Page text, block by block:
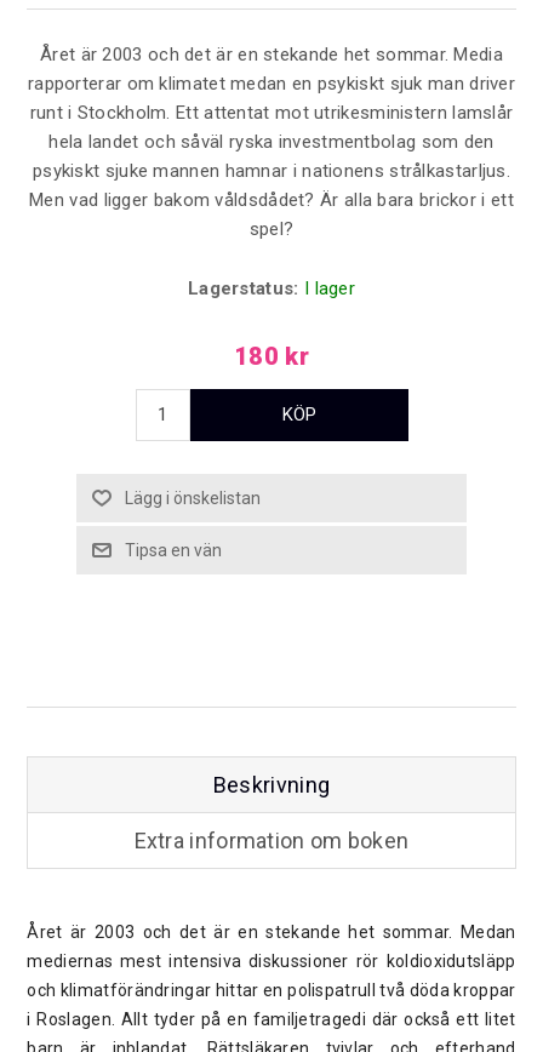
Året är 2003 och det är en stekande het sommar. Media
rapporterar om klimatet medan en psykiskt sjuk man driver
runt i Stockholm. Ett attentat mot utrikesministern lamslår
hela landet och såväl ryska investmentbolag som den
psykiskt sjuke mannen hamnar i nationens strålkastarljus.
Men vad ligger bakom våldsdådet? Är alla bara brickor i ett
spel?
Lagerstatus: I lager
180 kr
Beskrivning
Extra information om boken
Året är 2003 och det är en stekande het sommar. Medan
mediernas mest intensiva diskussioner rör koldioxidutsläpp
och klimatförändringar hittar en polispatrull två döda kroppar
i Roslagen. Allt tyder på en familjetragedi där också ett litet